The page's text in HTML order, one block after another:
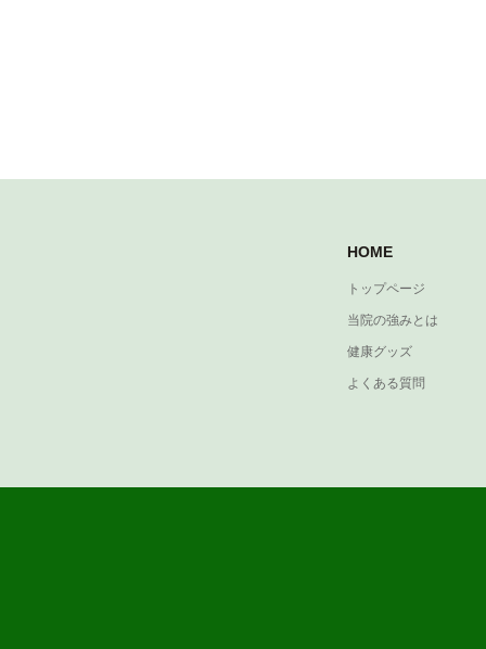
HOME
トップページ
当院の強みとは
健康グッズ
よくある質問